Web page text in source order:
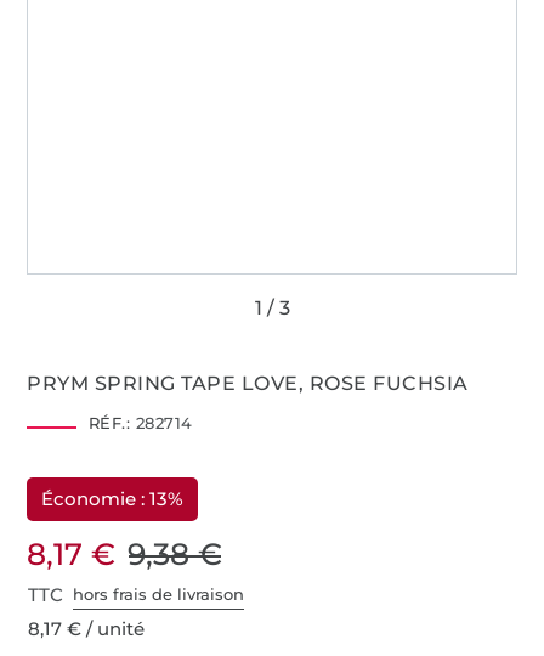
PRYM SPRING TAPE LOVE, ROSE FUCHSIA
RÉF.: 282714
Économie : 13%
8,17 € 9,38 €
TTC hors frais de livraison
8,17 € / unité